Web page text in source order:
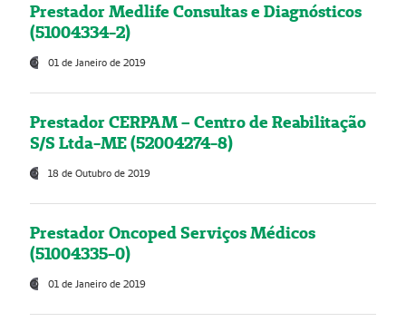
Prestador Medlife Consultas e Diagnósticos
(51004334-2)
01 de Janeiro de 2019
Prestador CERPAM – Centro de Reabilitação
S/S Ltda-ME (52004274-8)
18 de Outubro de 2019
Prestador Oncoped Serviços Médicos
(51004335-0)
01 de Janeiro de 2019